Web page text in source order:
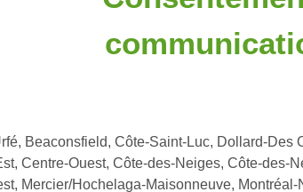
Beaconsfield, Côte-Saint-Luc, Dollard-Des
Centre-Ouest, Côte-des-Neiges, Côte-des-
Mercier/Hochelaga-Maisonneuve,